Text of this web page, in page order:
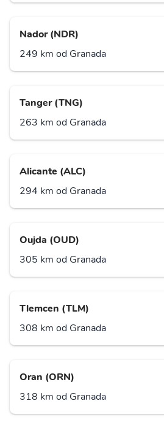
Nador (NDR)
249 km od Granada
Tanger (TNG)
263 km od Granada
Alicante (ALC)
294 km od Granada
Oujda (OUD)
305 km od Granada
Tlemcen (TLM)
308 km od Granada
Oran (ORN)
318 km od Granada